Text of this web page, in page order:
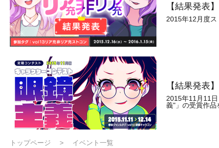
【結果発表
2015年12月度
【結果発表
2015年11月11
義"」の受賞作品
トップページ イベント一覧